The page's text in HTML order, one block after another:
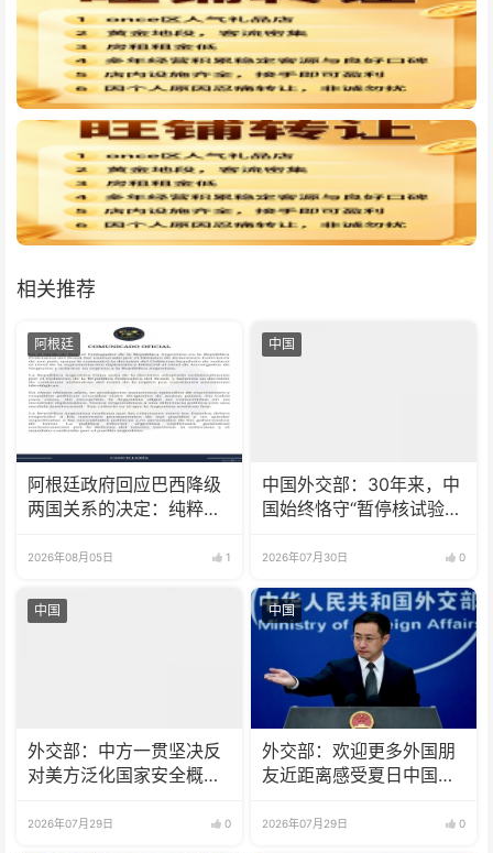
相关推荐
阿根廷
阿根廷政府回应巴西降级
两国关系的决定：纯粹意
2026年08月05日 1
中国
中国外交部：30年来，中
国始终恪守“暂停核试验”
2026年07月30日 0
中国
外交部：中方一贯坚决反
对美方泛化国家安全概念
2026年07月29日 0
中国
外交部：欢迎更多外国朋
友近距离感受夏日中国的
2026年07月29日 0